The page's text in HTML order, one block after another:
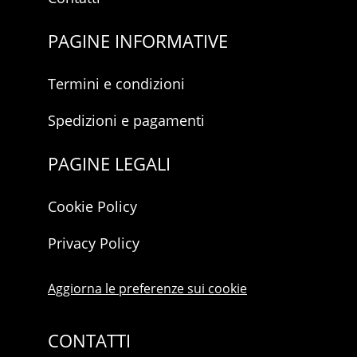
PAGINE INFORMATIVE
Termini e condizioni
Spedizioni e pagamenti
PAGINE LEGALI
Cookie Policy
Privacy Policy
Aggiorna le preferenze sui cookie
CONTATTI